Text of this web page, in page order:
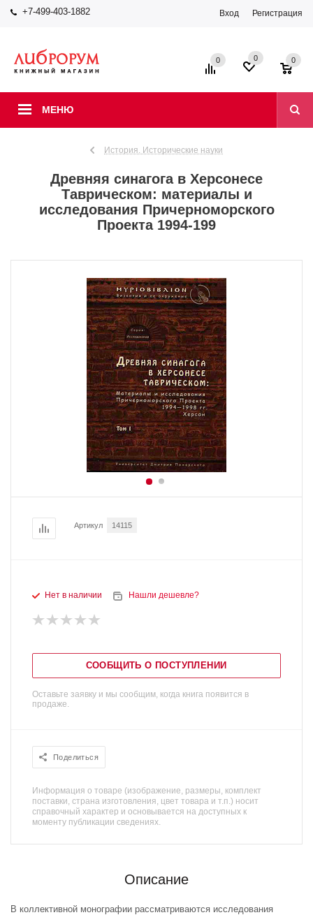
+7-499-403-1882 Вход Регистрация
МЕНЮ
0 0 0
История. Исторические науки
Древняя синагога в Херсонесе
Таврическом: материалы и
исследования Причерноморского
Проекта 1994-199
Артикул 14115
Нет в наличии Нашли дешевле?
СООБЩИТЬ О ПОСТУПЛЕНИИ
Оставьте заявку и мы сообщим, когда книга появится в
продаже.
Поделиться
Информация о товаре (изображение, размеры, комплект
поставки, страна изготовления, цвет товара и т.п.) носит
справочный характер и основывается на доступных к
моменту публикации сведениях.
Описание
В коллективной монографии рассматриваются исследования